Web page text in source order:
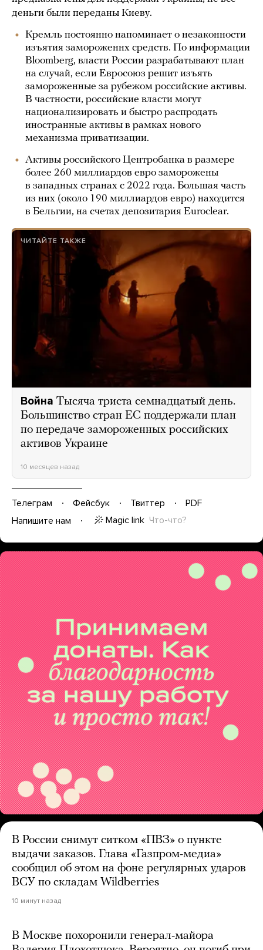
деньги были переданы Киеву.
Кремль постоянно напоминает о незаконности
изъятия замороженнх средств. По информации
Bloomberg, власти России разрабатывают план
на случай, если Евросоюз решит изъять
замороженные за рубежом российские активы.
В частности, российские власти могут
национализировать и быстро распродать
иностранные активы в рамках нового
механизма приватизации.
Активы российского Центробанка в размере
более 260 миллиардов евро заморожены
в западных странах с 2022 года. Большая часть
из них (около 190 миллиардов евро) находится
в Бельгии, на счетах депозитария Euroclear.
ЧИТАЙТЕ ТАКЖЕ
Война Тысяча триста семнадцатый день.
Большинство стран ЕС поддержали план
по передаче замороженных российских
активов Украине
10 месяцев назад
Телеграм Фейсбук Твиттер
PDF
Напишите нам
Magic link Что-что?
В России снимут ситком «ПВЗ» о пункте
выдачи заказов. Глава «Газпром-медиа»
сообщил об этом на фоне регулярных ударов
ВСУ по складам Wildberries
10 минут назад
В Москве похоронили генерал-майора